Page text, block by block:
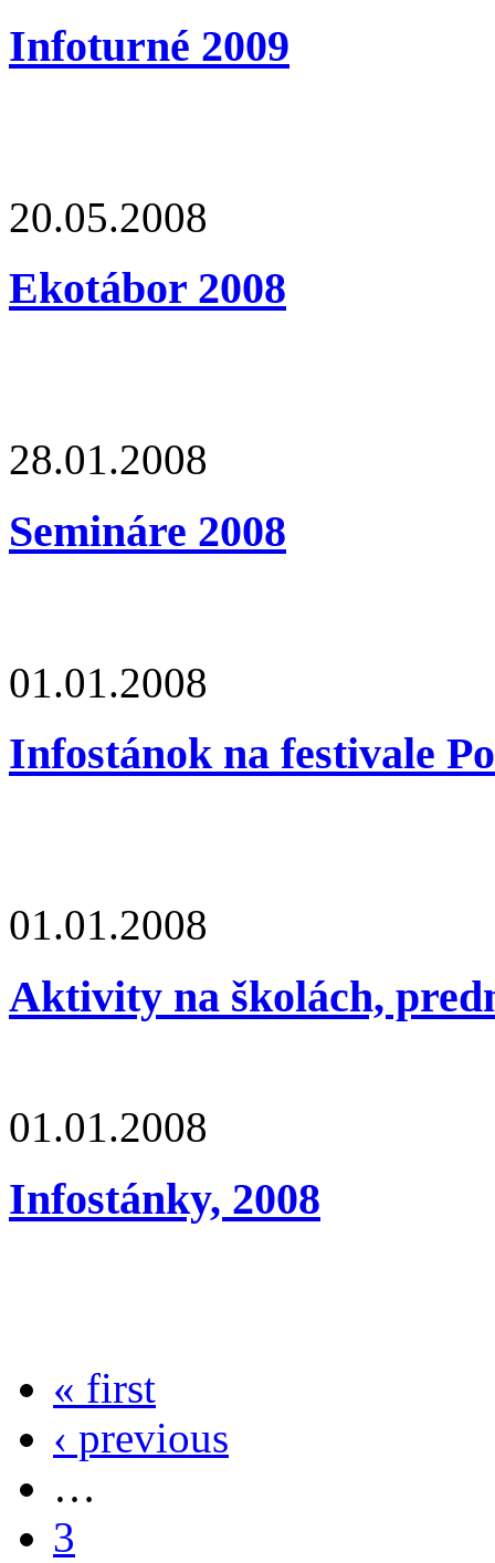
Infoturné 2009
20.05.2008
Ekotábor 2008
28.01.2008
Semináre 2008
01.01.2008
Infostánok na festivale
01.01.2008
Aktivity na školách,
01.01.2008
Infostánky, 2008
« first
‹ previous
…
3